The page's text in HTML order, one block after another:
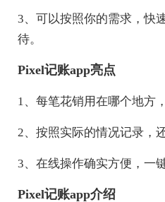
3、可以按照你的需求，快
待。
Pixel记账app亮点
1、每笔花销用在哪个地方
2、按照实际的情况记录，
3、在线操作确实方便，一
Pixel记账app介绍